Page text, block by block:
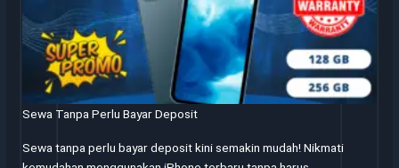
Sewa Tanpa Perlu Bayar Deposit
Sewa tanpa perlu bayar deposit kini semakin mudah! Nikmati